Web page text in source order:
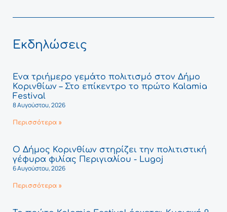
Εκδηλώσεις
Ένα τριήμερο γεμάτο πολιτισμό στον Δήμο
Κορινθίων – Στο επίκεντρο το πρώτο Kalamia
Festival
8 Αυγούστου, 2026
Περισσότερα »
Ο Δήμος Κορινθίων στηρίζει την πολιτιστική
γέφυρα φιλίας Περιγιαλίου - Lugoj
6 Αυγούστου, 2026
Περισσότερα »